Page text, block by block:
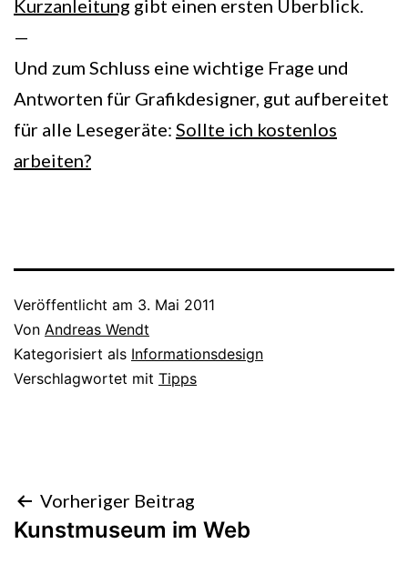
Kurzanleitung gibt einen ersten Überblick.
—
Und zum Schluss eine wichtige Frage und
Antworten für Grafikdesigner, gut aufbereitet
für alle Lesegeräte: Sollte ich kostenlos
arbeiten?
Veröffentlicht am 3. Mai 2011
Von Andreas Wendt
Kategorisiert als Informationsdesign
Verschlagwortet mit Tipps
Beitragsnavigation
Vorheriger Beitrag
Kunstmuseum im Web